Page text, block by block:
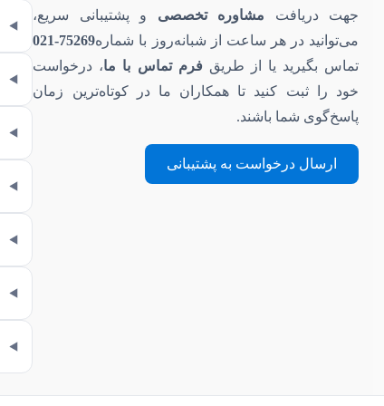
جهت دریافت مشاوره تخصصی و پشتیبانی سریع،
می‌توانید در هر ساعت از شبانه‌روز با شماره75269-021
تماس بگیرید یا از طریق فرم تماس با ما، درخواست
خود را ثبت کنید تا همکاران ما در کوتاه‌ترین زمان
پاسخ‌گوی شما باشند.
ارسال درخواست به پشتیبانی